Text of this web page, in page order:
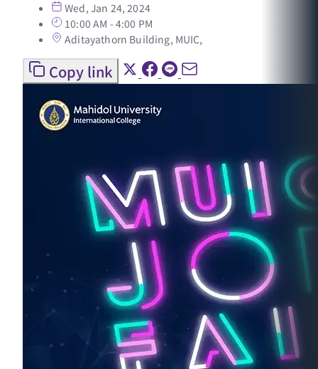
Wed, Jan 24, 2024
10:00 AM - 4:00 PM
Aditayathorn Building, MUIC,
Copy link